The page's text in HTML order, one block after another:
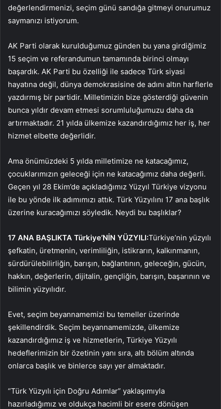
değerlendirmenizi, seçim günü sandığa gitmeyi onurumuz
saymanızı istiyorum.
AK Parti olarak kurulduğumuz günden bu yana girdiğimiz
15 seçim ve referandumun tamamında birinci olmayı
başardık. AK Parti bu özelliği ile sadece Türk siyasi
hayatına değil, dünya demokrasisine de adını altın harflerle
yazdırmış bir partidir. Milletimizin bize gösterdiği güvenin
bunca yıldır devam etmesi sorumluluğumuzu daha da
artırmaktadır. 21 yılda ülkemize kazandırdığımız her iş, her
hizmet elbette değerlidir.
Ama önümüzdeki 5 yılda milletimize ne katacağımız,
çocuklarımızın geleceği için ne katacağımız daha değerli.
Geçen yıl 28 Ekim’de açıkladığımız Yüzyıl Türkiye vizyonu
ile bu yönde ilk adımımızı attık. Türk Yüzyılını 17 ana başlık
üzerine kuracağımızı söyledik. Neydi bu başlıklar?
17 ANA BAŞLIKTA Türkiye’NİN YÜZYILI:Türkiye’nin yüzyılı
şefkatin, üretmenin, verimliliğin, istikrarın, kalkınmanın,
sürdürülebilirliğin, barışın, bağlantının, geleceğin, gücün,
hakkın, değerlerin, dijitalin, gençliğin, barışın, başarının ve
bilimin yüzyılıdır.
Evet, seçim beyannamemizi bu temeller üzerinde
şekillendirdik. Seçim beyannamemizde, ülkemize
kazandırdığımız iş ve hizmetlerin, Türkiye Yüzyılı
hedeflerimizin bir özetinin yanı sıra, altı bölüm altında
onlarca başlık ve binlerce sayı yer almaktadır.
“Türk Yüzyılı için Doğru Adımlar” yaklaşımıyla
hazırladığımız ve oldukça hacimli bir esere dönüşen